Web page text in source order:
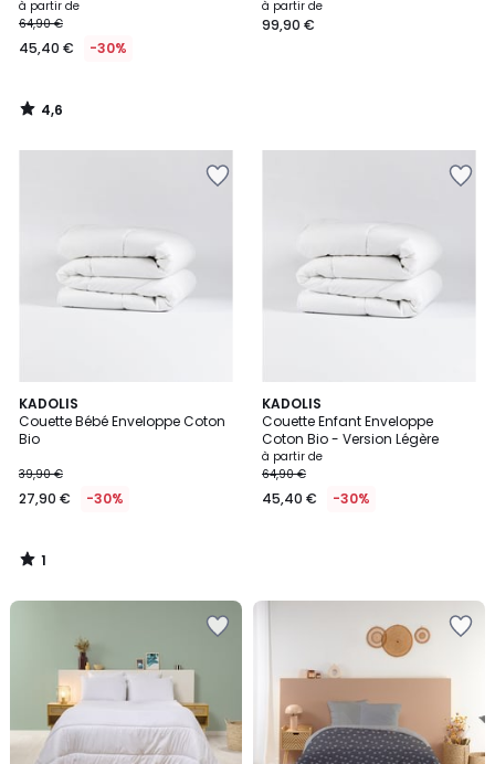
à partir de
64,90 €
45,40 € -30%
4,6
/
à partir de
99,90 €
KADOLIS
Couette Bébé Enveloppe Coton
Bio
39,90 €
27,90 € -30%
1
/
5
1
/
KADOLIS
Couette Enfant Enveloppe
Coton Bio - Version Légère
à partir de
64,90 €
45,40 € -30%